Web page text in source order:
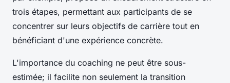
trois étapes, permettant aux participants de se
concentrer sur leurs objectifs de carrière tout en
bénéficiant d'une expérience concrète.
L'importance du coaching ne peut être sous-
estimée; il facilite non seulement la transition